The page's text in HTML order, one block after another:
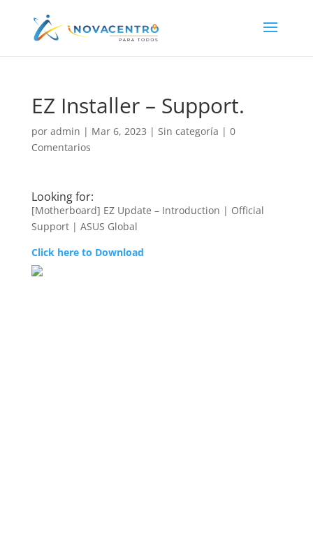
EZ Installer – Support.
por admin | Mar 6, 2023 | Sin categoría | 0
Comentarios
Looking for:
[Motherboard] EZ Update – Introduction | Official
Support | ASUS Global
Click here to Download